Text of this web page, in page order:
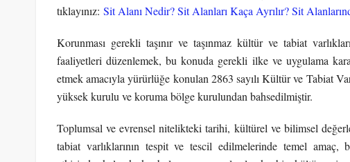
tıklayınız: Sit Alanı Nedir? Sit Alanları Kaça Ayrılır? Sit
Korunması gerekli taşınır ve taşınmaz kültür ve tabiat
faaliyetleri düzenlemek, bu konuda gerekli ilke ve uygulama
etmek amacıyla yürürlüğe konulan 2863 sayılı Kültür ve Tabiat
yüksek kurulu ve koruma bölge kurulundan bahsedilmiştir.
Toplumsal ve evrensel nitelikteki tarihi, kültürel ve bilimsel
tabiat varlıklarının tespit ve tescil edilmelerinde temel amaç,